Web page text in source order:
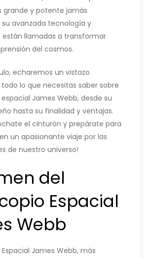
grande y potente jamás
avanzada tecnología y
están llamadas a transformar
del cosmos.
echaremos un vistazo
lo que necesitas saber sobre
James Webb, desde su
hasta su finalidad y ventajas.
el cinturón y prepárate para
un apasionante viaje por las
de nuestro universo!
del
Espacial
Webb
Espacial James Webb, más